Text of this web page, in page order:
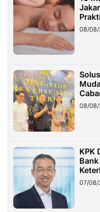
08/
08/08/
KPK
Miliar
07/